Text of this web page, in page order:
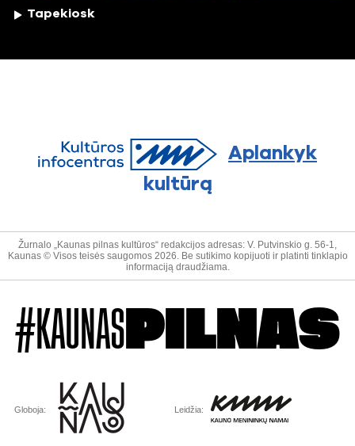
Tapekiosk
Aplankyk
kultūrą
Žurnalo „Kaunas pilnas kultūros“ redakcijos adresas: V. Putvinskio g. 56-1,
Kaunas © Visos teisės saugomos 2026. Be sutikimo kopijuoti ir platinti tinklapio
informaciją draudžiama.
#KAUNAS PILNAS
Globoja: Leidžia: